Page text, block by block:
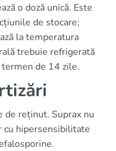
o doză unică. Este
de stocare;
la temperatura
trebuie refrigerată
de 14 zile.
de reținut. Suprax nu
hipersensibilitate